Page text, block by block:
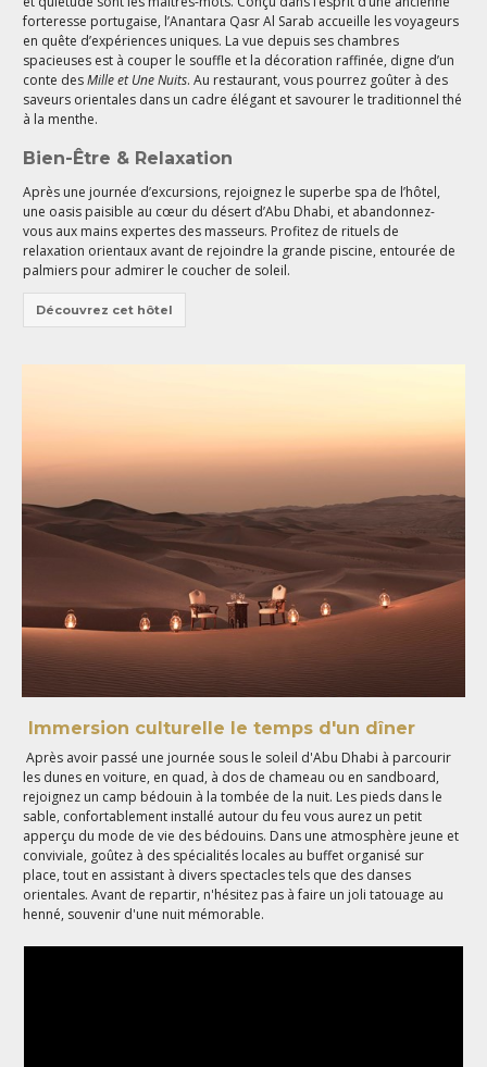
forteresse portugaise, l’Anantara Qasr Al Sarab accueille les voyageurs
en quête d’expériences uniques. La vue depuis ses chambres
spacieuses est à couper le souffle et la décoration raffinée, digne d’un
conte desMille et Une Nuits. Au restaurant, vous pourrez goûter à des
saveurs orientales dans un cadre élégant et savourer le traditionnel thé
à la menthe.
Bien-Être & Relaxation
Après une journée d’excursions, rejoignez le superbe spa de l’hôtel,
une oasis paisible au cœur du désert d’Abu Dhabi, et abandonnez-
vous aux mains expertes des masseurs. Profitez de rituels de
relaxation orientaux avant de rejoindre la grande piscine, entourée de
palmiers pour admirer le coucher de soleil.
Découvrez cet hôtel
Immersion culturelle le temps d'un dîner
Après avoir passé une journée sous le soleil d'Abu Dhabi à parcourir
les dunes en voiture, en quad, à dos de chameau ou en sandboard,
rejoignez un camp bédouin à la tombée de la nuit. Les pieds dans le
sable, confortablement installé autour du feu vous aurez un petit
apperçu du mode de vie des bédouins. Dans une atmosphère jeune et
conviviale, goûtez à des spécialités locales au buffet organisé sur
place, tout en assistant à divers spectacles tels que des danses
orientales. Avant de repartir, n'hésitez pas à faire un joli tatouage au
henné, souvenir d'une nuit mémorable.